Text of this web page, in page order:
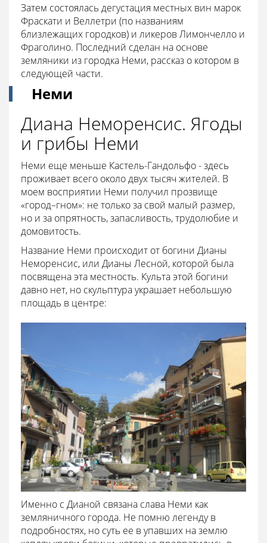
Затем состоялась дегустация местных вин марок
Фраскати и Веллетри (по названиям
близлежащих городков) и ликеров Лимончелло и
Фраголино. Последний сделан на основе
земляники из городка Неми, рассказ о котором в
следующей части.
Неми
Диана Неморенсис. Ягоды
и грибы Неми
Неми еще меньше Кастель-Гандольфо - здесь
проживает всего около двух тысяч жителей. В
моем восприятии Неми получил прозвище
«город–гном»: не только за свой малый размер,
но и за опрятность, запасливость, трудолюбие и
домовитость.
Название Неми происходит от богини Дианы
Неморенсис, или Дианы Лесной, которой была
посвящена эта местность. Культа этой богини
давно нет, но скульптура украшает небольшую
площадь в центре:
Именно с Дианой связана слава Неми как
земляничного города. Не помню легенду в
подробностях, но суть ее в упавших на землю